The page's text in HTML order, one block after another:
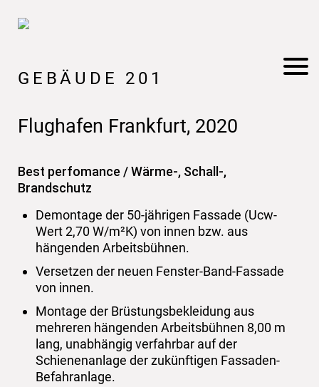
GEBÄUDE 201
Flughafen Frankfurt, 2020
Best perfomance / Wärme-, Schall-,
Brandschutz
Demontage der 50-jährigen Fassade (Ucw-
Wert 2,70 W/m²K) von innen bzw. aus
hängenden Arbeitsbühnen.
Versetzen der neuen Fenster-Band-Fassade
von innen.
Montage der Brüstungsbekleidung aus
mehreren hängenden Arbeitsbühnen 8,00 m
lang, unabhängig verfahrbar auf der
Schienenanlage der zukünftigen Fassaden-
Befahranlage.